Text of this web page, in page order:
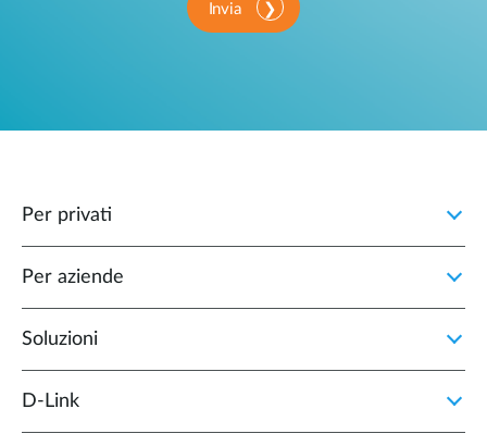
Invia
Per privati
Per aziende
Soluzioni
D‑Link